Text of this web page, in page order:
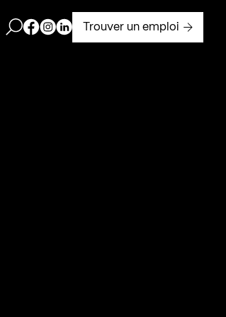
Ouvrir la barre de recherche
Page Facebook de Kollectif
Page Instagram de Kollectif
Page Linkedin de Kollectif
Trouver un emploi